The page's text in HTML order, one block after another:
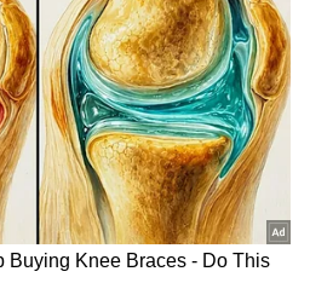
TAX ಇಳಿಕೆ: ಮೋದಿ-
| India US